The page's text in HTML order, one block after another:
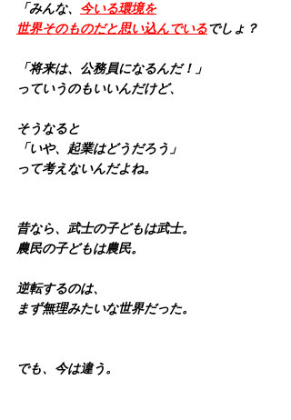
「みんな、 今いる環境を
世界そのものだと思い込んでいるでしょ？
「将来は、公務員になるんだ！」
っていうのもいいんだけど、
そうなると
「いや、起業はどうだろう」
って考えないんだよね。
昔なら、武士の子どもは武士。
農民の子どもは農民。
逆転するのは、
まず無理みたいな世界だった。
でも、今は違う。